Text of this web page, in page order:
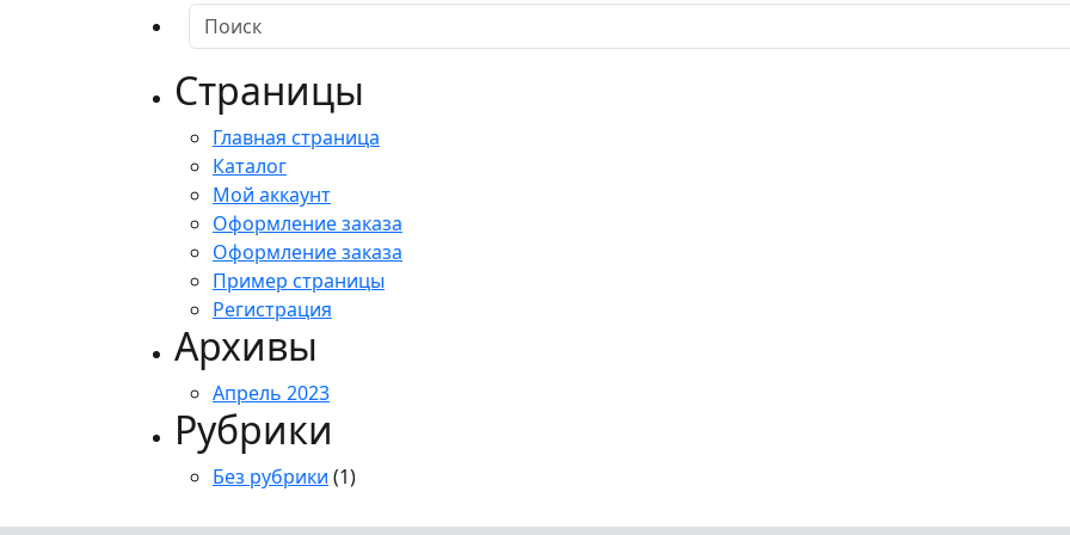
Страницы
Главная страница
Каталог
Мой аккаунт
Оформление заказа
Оформление заказа
Пример страницы
Регистрация
Архивы
Апрель 2023
Рубрики
Без рубрики (1)